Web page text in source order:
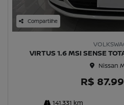
Compartilhe
VIRTUS 1.6 MSI SENSE
Nissan
R$
141.331 km